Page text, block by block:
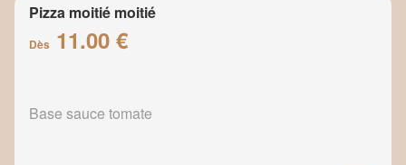
Pizza moitié moitié
Dès 11.00 €
Base sauce tomate